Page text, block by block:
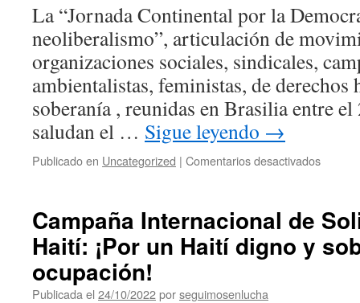
partir
dos
entre
os
Povos
La “Jornada Continental por la
neoliberalismo”, articulación de
organizaciones sociales, sindicales,
ambientalistas, feministas, de derechos
soberanía , reunidas en Brasilia entre
saludan el … Sigue leyendo →
Publicado en Uncategorized | Comentarios desactivadosen
por
la
Campaña Internacional de
Haití: ¡Por un Haití digno y
ocupación!
Publicada el 24/10/2022porseguimosenlucha